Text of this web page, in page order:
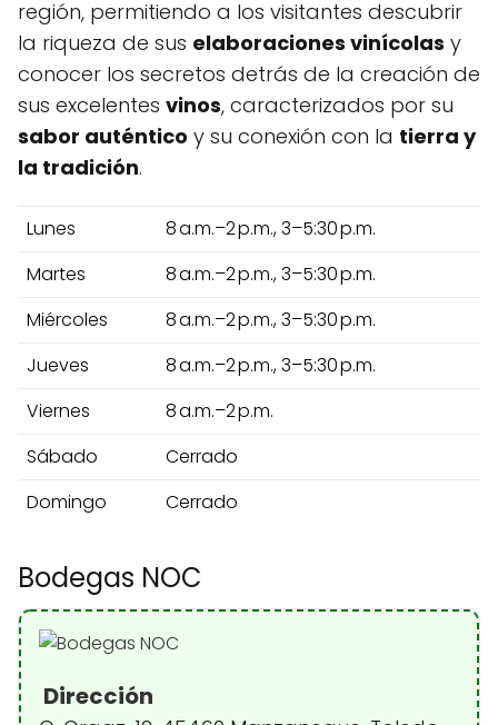
región, permitiendo a los visitantes descubrir
la riqueza de sus elaboraciones vinícolas y
conocer los secretos detrás de la creación de
sus excelentes vinos, caracterizados por su
sabor auténtico y su conexión con la tierra y
la tradición.
Lunes
8 a.m.–2 p.m., 3–5:30 p.m.
Martes
8 a.m.–2 p.m., 3–5:30 p.m.
Miércoles
8 a.m.–2 p.m., 3–5:30 p.m.
Jueves
8 a.m.–2 p.m., 3–5:30 p.m.
Viernes
8 a.m.–2 p.m.
Sábado
Cerrado
Domingo
Cerrado
Bodegas NOC
Dirección